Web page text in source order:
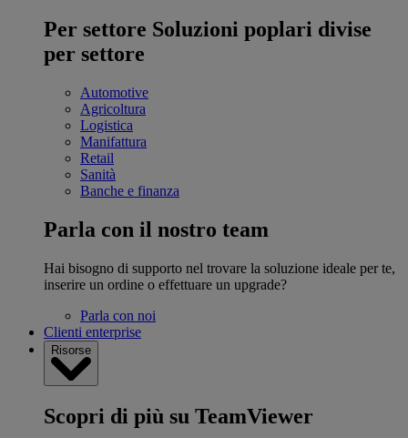
Per settore Soluzioni poplari divise
per settore
Automotive
Agricoltura
Logistica
Manifattura
Retail
Sanità
Banche e finanza
Parla con il nostro team
Hai bisogno di supporto nel trovare la soluzione ideale per te,
inserire un ordine o effettuare un upgrade?
Parla con noi
Clienti enterprise
Risorse
Scopri di più su TeamViewer